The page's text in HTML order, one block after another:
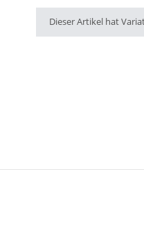
x
Dieser Artikel hat